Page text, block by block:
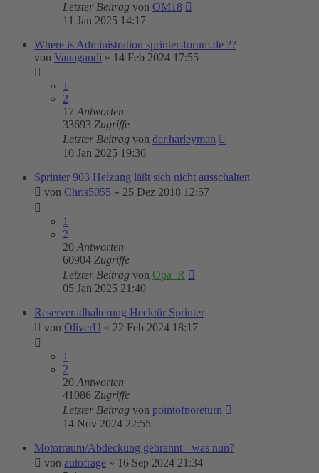
Letzter Beitrag von OM18
11 Jan 2025 14:17
Where is Administration sprinter-forum.de ??
von Vanagaudi » 14 Feb 2024 17:55
1
2
17 Antworten
33693 Zugriffe
Letzter Beitrag von der.harleyman
10 Jan 2025 19:36
Sprinter 903 Heizung läßt sich nicht ausschalten
von Chris5055 » 25 Dez 2018 12:57
1
2
20 Antworten
60904 Zugriffe
Letzter Beitrag von Opa_R
05 Jan 2025 21:40
Reserveradhalterung Hecktür Sprinter
von OliverU » 22 Feb 2024 18:17
1
2
20 Antworten
41086 Zugriffe
Letzter Beitrag von pointofnoreturn
14 Nov 2024 22:55
Motorraum/Abdeckung gebrannt - was nun?
von autofrage » 16 Sep 2024 21:34